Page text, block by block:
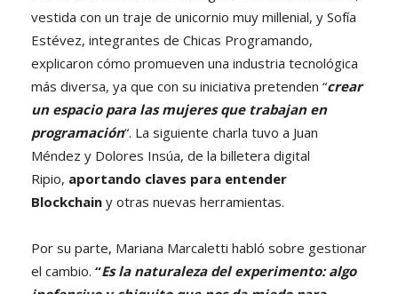
vestida con un traje de unicornio muy millenial, y Sofía
Estévez, integrantes de Chicas Programando,
explicaron cómo promueven una industria tecnológica
más diversa, ya que con su iniciativa pretenden “crear
un espacio para las mujeres que trabajan en
programación“. La siguiente charla tuvo a Juan
Méndez y Dolores Insúa, de la billetera digital
Ripio, aportando claves para entender
Blockchain y otras nuevas herramientas.
Por su parte, Mariana Marcaletti habló sobre gestionar
el cambio. “Es la naturaleza del experimento: algo